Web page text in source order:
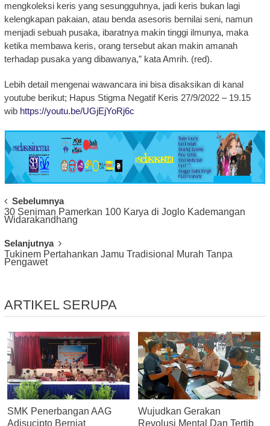
mengkoleksi keris yang sesungguhnya, jadi keris bukan lagi
kelengkapan pakaian, atau benda asesoris bernilai seni, namun
menjadi sebuah pusaka, ibaratnya makin tinggi ilmunya, maka
ketika membawa keris, orang tersebut akan makin amanah
terhadap pusaka yang dibawanya,” kata Amrih. (red).
Lebih detail mengenai wawancara ini bisa disaksikan di kanal
youtube berikut; Hapus Stigma Negatif Keris 27/9/2022 – 19.15
wib https://youtu.be/UGjEjYoRj6c
Post
Navigation
Sebelumnya
30 Seniman Pamerkan 100 Karya di Joglo Kademangan
Widarakandhang
Selanjutnya
Tukinem Pertahankan Jamu Tradisional Murah Tanpa
Pengawet
ARTIKEL SERUPA
SMK Penerbangan AAG
Adisucipto Berniat
Wujudkan Gerakan
Revolusi Mental Dan Tertib